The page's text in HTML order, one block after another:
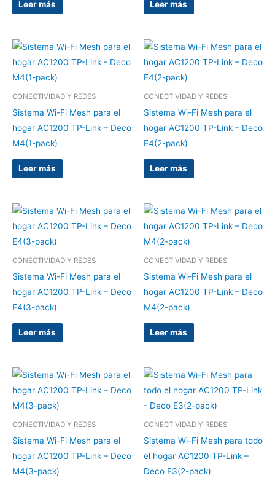
Leer más Leer más
CONECTIVIDAD Y REDES
Sistema Wi-Fi Mesh para el
hogar AC1200 TP-Link – Deco
M4(1-pack)
Leer más
CONECTIVIDAD Y REDES
Sistema Wi-Fi Mesh para el
hogar AC1200 TP-Link – Deco
E4(2-pack)
Leer más
CONECTIVIDAD Y REDES
Sistema Wi-Fi Mesh para el
hogar AC1200 TP-Link – Deco
E4(3-pack)
Leer más
CONECTIVIDAD Y REDES
Sistema Wi-Fi Mesh para el
hogar AC1200 TP-Link – Deco
M4(2-pack)
Leer más
CONECTIVIDAD Y REDES
Sistema Wi-Fi Mesh para el
hogar AC1200 TP-Link – Deco
M4(3-pack)
CONECTIVIDAD Y REDES
Sistema Wi-Fi Mesh para todo
el hogar AC1200 TP-Link –
Deco E3(2-pack)